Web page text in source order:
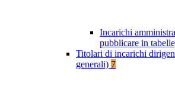
Incarichi
pubblicare in
Titolari di incarichi
generali) 7